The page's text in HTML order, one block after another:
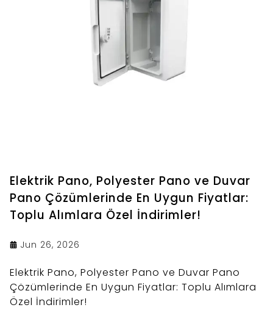
Elektrik Pano, Polyester Pano ve Duvar
Pano Çözümlerinde En Uygun Fiyatlar:
Toplu Alımlara Özel İndirimler!
Jun 26, 2026
Elektrik Pano, Polyester Pano ve Duvar Pano
Çözümlerinde En Uygun Fiyatlar: Toplu Alımlara
Özel İndirimler!